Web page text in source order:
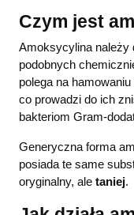
Czym jest
Amoksycylina należy
podobnych
polega na
co prowadzi do ich
bakteriom Gram-
Generyczna forma
posiada te same
oryginalny, ale taniej.